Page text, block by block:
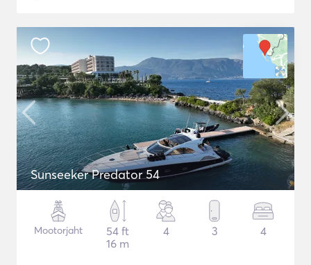
Sunseeker Predator 54
Mootorjaht
54 ft
16 m
4 3 4